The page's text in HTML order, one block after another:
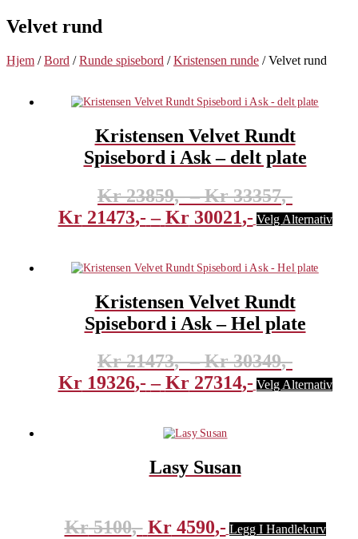
Velvet rund
Hjem /Bord /Runde spisebord /Kristensen runde / Velvet rund
Kristensen Velvet Rundt
Spisebord i Ask – delt plate
Kr23859 – Kr33357
Kr
Kr
Kr21473 – Kr30021 Prisområde:
Til
Kr 30021
Velg AlternativDette
Kristensen Velvet Rundt
Spisebord i Ask – Hel plate
Kr21473 – Kr30349
Kr
Kr19326 – Kr27314 Prisområde:
Velg AlternativDette
Lasy Susan
Kr5100 Kr4590 Legg I Handlekurv